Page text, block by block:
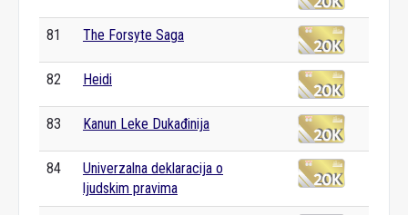
81 The Forsyte Saga
82 Heidi
83 Kanun Leke Dukađinija
84
Univerzalna deklaracija o
ljudskim pravima